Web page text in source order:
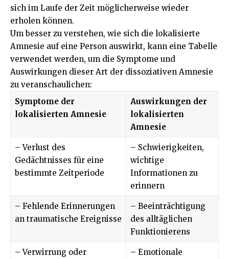
sich im Laufe der Zeit möglicherweise wieder
erholen können.
Um besser zu verstehen, wie sich die lokalisierte
Amnesie auf eine Person auswirkt, kann eine Tabelle
verwendet werden, um die Symptome und
Auswirkungen dieser Art der dissoziativen Amnesie
zu veranschaulichen:
Symptome der
lokalisierten Amnesie
Auswirkungen der
lokalisierten
Amnesie
– Verlust des
Gedächtnisses für eine
bestimmte Zeitperiode
– Schwierigkeiten,
wichtige
Informationen zu
erinnern
– Fehlende Erinnerungen
an traumatische Ereignisse
– Beeinträchtigung
des alltäglichen
Funktionierens
– Verwirrung oder
– Emotionale